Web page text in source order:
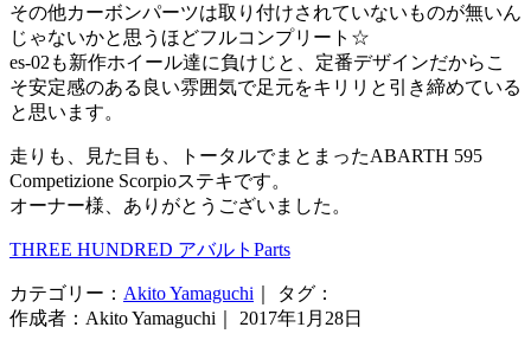
その他カーボンパーツは取り付けされていないものが無いん
じゃないかと思うほどフルコンプリート☆
es-02も新作ホイール達に負けじと、定番デザインだからこ
そ安定感のある良い雰囲気で足元をキリリと引き締めている
と思います。
走りも、見た目も、トータルでまとまったABARTH 595
Competizione Scorpioステキです。
オーナー様、ありがとうございました。
THREE HUNDRED アバルトParts
カテゴリー： Akito Yamaguchi ｜ タグ：
作成者：Akito Yamaguchi｜ 2017年1月28日